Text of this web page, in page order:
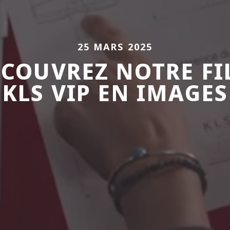
25 MARS 2025
NOTRE
KLS VIP EN IMAGES